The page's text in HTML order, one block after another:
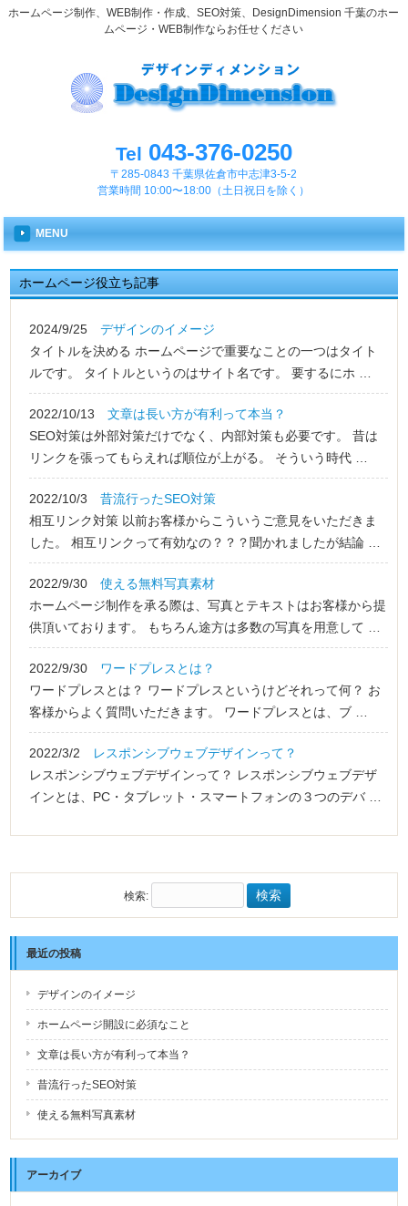
ホームページ制作、WEB制作・作成、SEO対策、DesignDimension 千葉のホー
ムページ・WEB制作ならお任せください
Tel 043-376-0250
〒285-0843 千葉県佐倉市中志津3-5-2
営業時間 10:00〜18:00（土日祝日を除く）
MENU
ホームページ役立ち記事
2024/9/25
デザインのイメージ
タイトルを決める ホームページで重要なことの一つはタイト
ルです。 タイトルというのはサイト名です。 要するにホ …
2022/10/13
文章は長い方が有利って本当？
SEO対策は外部対策だけでなく、内部対策も必要です。 昔は
リンクを張ってもらえれば順位が上がる。 そういう時代 …
2022/10/3
昔流行ったSEO対策
相互リンク対策 以前お客様からこういうご意見をいただきま
した。 相互リンクって有効なの？？？聞かれましたが結論 …
2022/9/30
使える無料写真素材
ホームページ制作を承る際は、写真とテキストはお客様から提
供頂いております。 もちろん途方は多数の写真を用意して …
2022/9/30
ワードプレスとは？
ワードプレスとは？ ワードプレスというけどそれって何？ お
客様からよく質問いただきます。 ワードプレスとは、ブ …
2022/3/2
レスポンシブウェブデザインって？
レスポンシブウェブデザインって？ レスポンシブウェブデザ
インとは、PC・タブレット・スマートフォンの３つのデバ …
検索:
最近の投稿
デザインのイメージ
ホームページ開設に必須なこと
文章は長い方が有利って本当？
昔流行ったSEO対策
使える無料写真素材
アーカイブ